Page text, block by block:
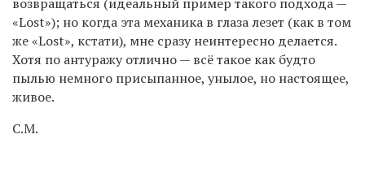
«Lost»); но когда эта механика в глаза лезет (как в том
же «Lost», кстати), мне сразу неинтересно делается.
Хотя по антуражу отлично — всё такое как будто
пылью немного присыпанное, унылое, но настоящее,
живое.
С.М.